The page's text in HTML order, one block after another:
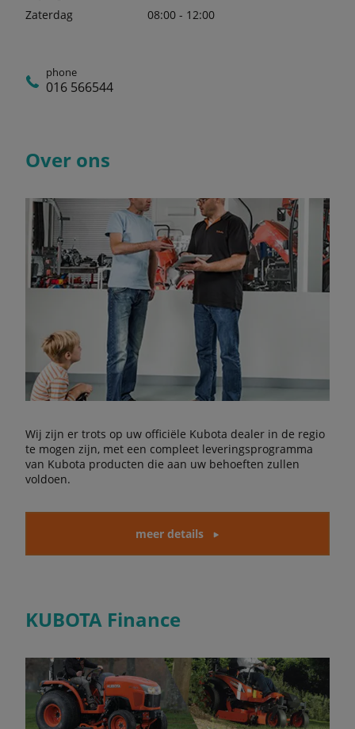
Zaterdag
08:00 - 12:00
phone
016 566544
Over ons
Wij zijn er trots op uw officiële Kubota dealer in de regio
te mogen zijn, met een compleet leveringsprogramma
van Kubota producten die aan uw behoeften zullen
voldoen.
meer details
KUBOTA Finance